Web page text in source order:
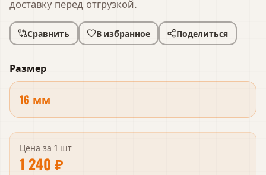
доставку перед отгрузкой.
Сравнить В избранное Поделиться
Размер
16 мм
Цена за 1 шт
1 240 ₽